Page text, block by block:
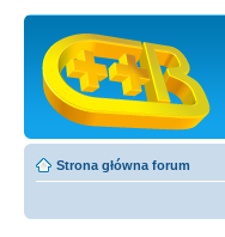
Strona główna forum